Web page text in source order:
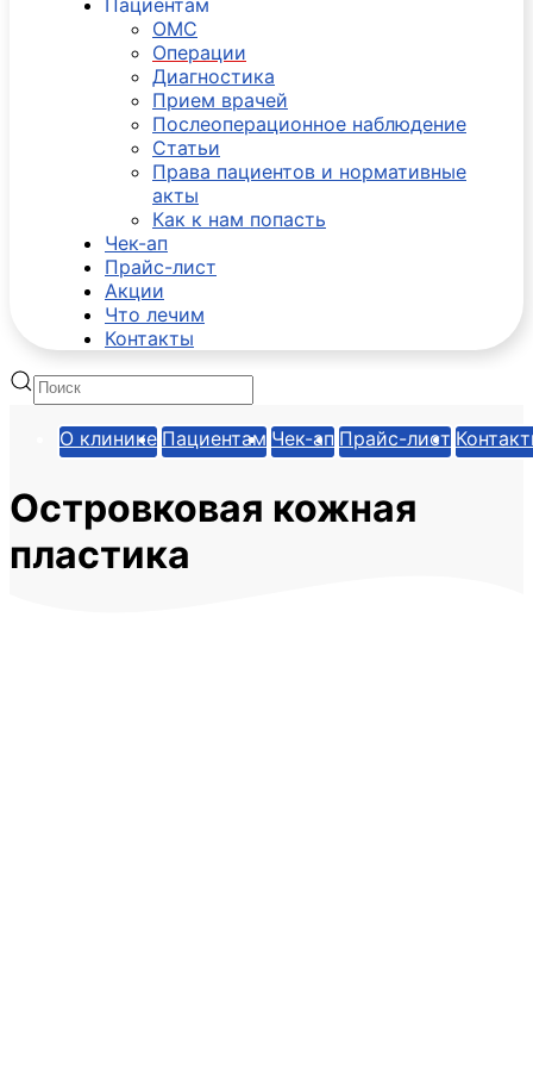
Пациентам
ОМС
Операции
Диагностика
Прием врачей
Послеоперационное наблюдение
Статьи
Права пациентов и нормативные
акты
Как к нам попасть
Чек-ап
Прайс-лист
Акции
Что лечим
Контакты
О клинике Пациентам Чек-ап Прайс-лист
Островковая кожная
пластика